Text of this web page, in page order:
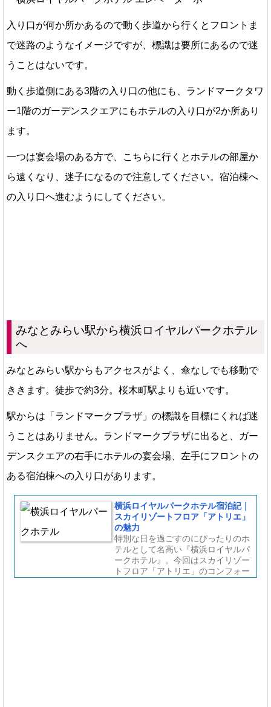
入り口が何か所かあるので動く歩道から行くとフロントま
で迷路のようなイメージですが、標識は要所にあるので迷
うことはないです。
動く歩道側にある3階の入り口の他にも、ランドマークタワ
ー1階のガーデンスクエアにもホテルの入り口が2か所あり
ます。
一つは宴会場のある方で、こちらに行くとホテルの部屋か
ら遠くなり、迷子になるので注意してください。宿泊棟へ
の入り口へ進むようにしてください。
みなとみらい駅から横浜ロイヤルパークホテル
へ
みなとみらい駅からもアクセスがよく、傘なしでも移動で
ききます。徒歩で約3分。桜木町駅よりも近いです。
駅からは「ランドマークプラザ」の標識を目標にくれば迷
うことはありません。ランドマークプラザに出ると、ガー
デンスクエアの右手にホテルの宴会場、左手にフロントの
ある宿泊棟への入り口があります。
横浜ロイヤルパークホテル宿泊記｜
スカイリゾートフロア「アトリエ」
の魅力
特別な日を過ごすのにぴったりのホ
テルとして名高い『横浜ロイヤルパ
ークホテル』。今回はスカイリゾー
トフロア「アトリエ」のコンフォー